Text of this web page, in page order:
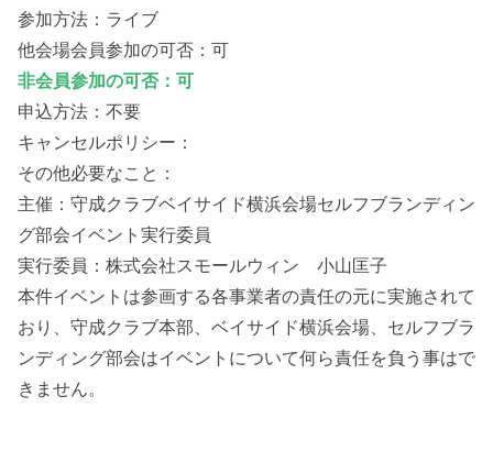
参加方法：ライブ
他会場会員参加の可否：可
非会員参加の可否：可
申込方法：不要
キャンセルポリシー：
その他必要なこと：
主催：守成クラブベイサイド横浜会場セルフブランディン
グ部会イベント実行委員
実行委員：株式会社スモールウィン 小山匡子
本件イベントは参画する各事業者の責任の元に実施されて
おり、守成クラブ本部、ベイサイド横浜会場、セルフブラ
ンディング部会はイベントについて何ら責任を負う事はで
きません。